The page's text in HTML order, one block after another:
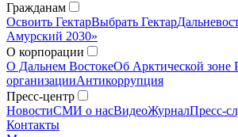
Гражданам
Освоить ГектарВыбрать Гектар
Амурский 2030»
О корпорации
О Дальнем ВостокеОб Арктической зоне
организацииАнтикоррупция
Пресс-центр
НовостиСМИ о насВидеоЖурналПресс-
Контакты